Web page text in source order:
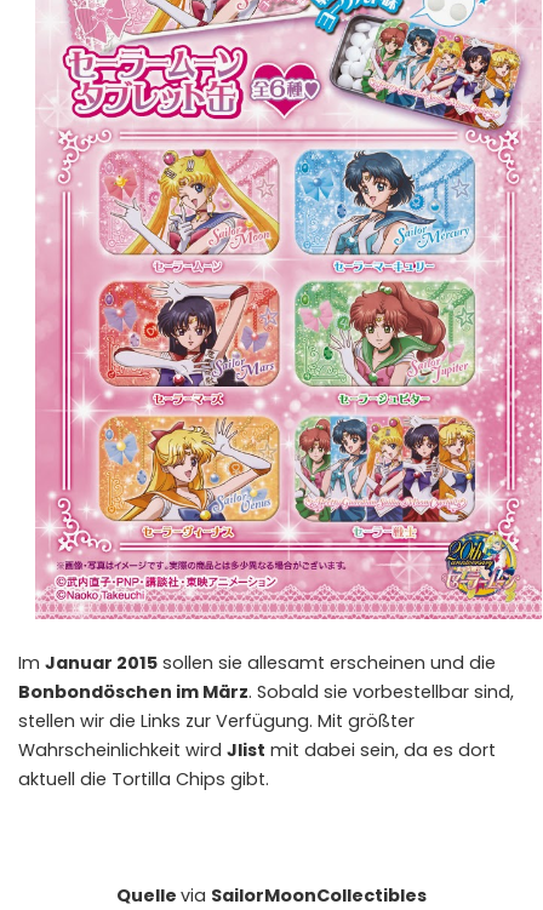
Im Januar 2015 sollen sie allesamt erscheinen und die
Bonbondöschen im März. Sobald sie vorbestellbar sind,
stellen wir die Links zur Verfügung. Mit größter
Wahrscheinlichkeit wird Jlist mit dabei sein, da es dort
aktuell die Tortilla Chips gibt.
Quelle via SailorMoonCollectibles